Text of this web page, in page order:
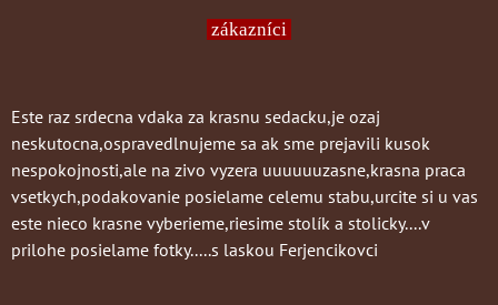
zákazníci
Este raz srdecna vdaka za krasnu sedacku,je ozaj
neskutocna,ospravedlnujeme sa ak sme prejavili kusok
nespokojnosti,ale na zivo vyzera uuuuuuzasne,krasna praca
vsetkych,podakovanie posielame celemu stabu,urcite si u vas
este nieco krasne vyberieme,riesime stolík a stolicky....v
prilohe posielame fotky.....s laskou Ferjencikovci